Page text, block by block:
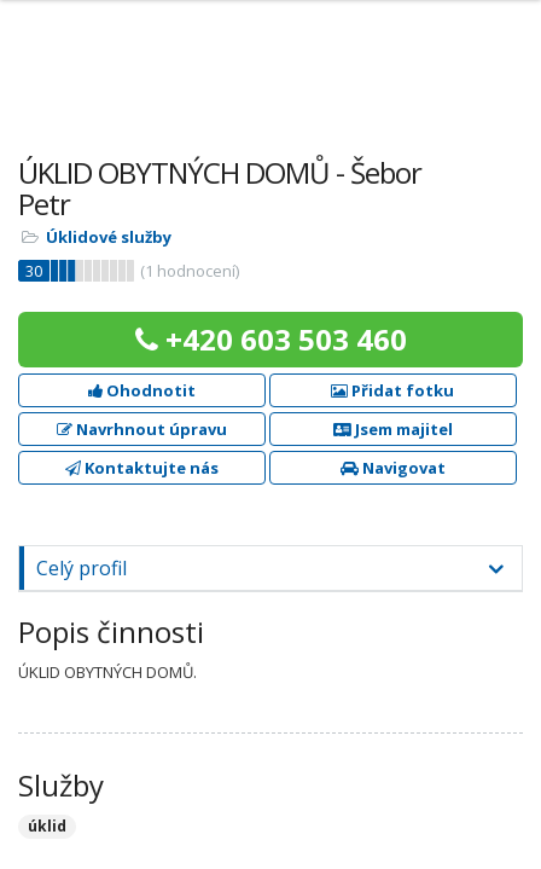
ÚKLID OBYTNÝCH DOMŮ - Šebor
Petr
Úklidové služby
30
(1 hodnocení)
+420 603 503 460
Ohodnotit
Přidat fotku
Navrhnout úpravu
Jsem majitel
Kontaktujte nás
Navigovat
Celý profil
Popis činnosti
ÚKLID OBYTNÝCH DOMŮ.
Služby
úklid